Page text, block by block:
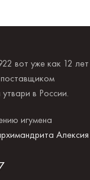
вот уже как 12 лет
в России.
игумена
Алексия